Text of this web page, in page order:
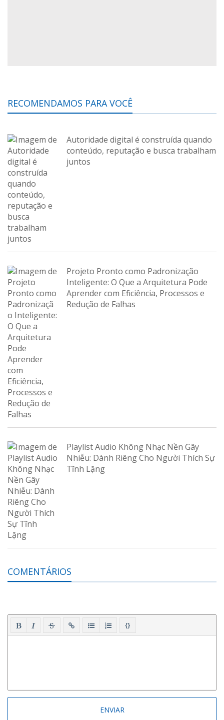
RECOMENDAMOS PARA VOCÊ
Autoridade digital é construída quando
conteúdo, reputação e busca trabalham
juntos
Projeto Pronto como Padronização
Inteligente: O Que a Arquitetura Pode
Aprender com Eficiência, Processos e
Redução de Falhas
Playlist Audio Không Nhạc Nền Gây
Nhiễu: Dành Riêng Cho Người Thích Sự
Tĩnh Lặng
COMENTÁRIOS
{}